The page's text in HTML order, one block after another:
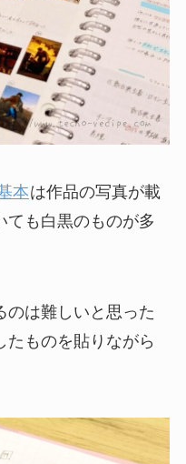
本は作品の写真が載
ても白黒のものが多
のは難しいと思った
たものを貼りながら